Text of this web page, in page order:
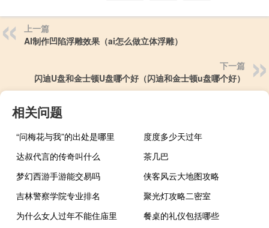
上一篇
AI制作凹陷浮雕效果（ai怎么做立体浮雕）
下一篇
闪迪U盘和金士顿U盘哪个好（闪迪和金士顿u盘哪个好）
相关问题
“问梅花与我”的出处是哪里
度度多少天过年
达叔代言的传奇叫什么
茶几巴
梦幻西游手游能交易吗
侠客风云大地图攻略
吉林警察学院专业排名
聚光灯攻略二密室
为什么女人过年不能住庙里
餐桌的礼仪包括哪些